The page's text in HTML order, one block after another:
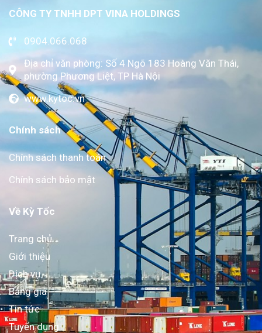
CÔNG TY TNHH DPT VINA HOLDINGS
0904.066.068
Địa chỉ văn phòng: Số 4 Ngõ 183 Hoàng Văn Thái,
phường Phương Liệt, TP Hà Nội
www.kytoc.vn
Chính sách
Chính sách thanh toán
Chính sách bảo mật
Về Kỳ Tốc
Trang chủ
Giới thiệu
Dịch vụ
Bảng giá
Tin tức
Tuyển dụng